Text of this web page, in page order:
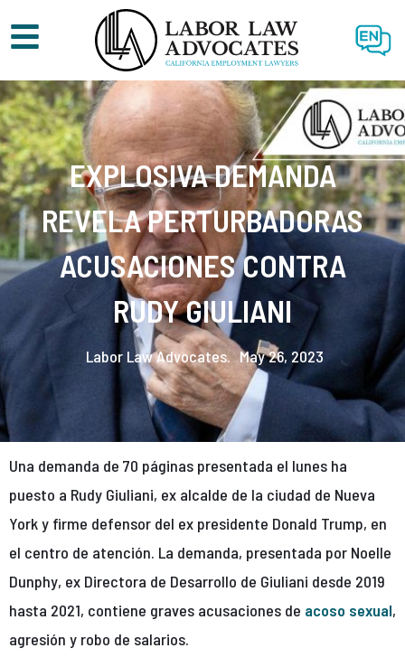
EN
EXPLOSIVA DEMANDA
REVELA PERTURBADORAS
ACUSACIONES CONTRA
RUDY GIULIANI
Labor Law Advocates. May 26, 2023
Una demanda de 70 páginas presentada el lunes ha
puesto a Rudy Giuliani, ex alcalde de la ciudad de Nueva
York y firme defensor del ex presidente Donald Trump, en
el centro de atención. La demanda, presentada por Noelle
Dunphy, ex Directora de Desarrollo de Giuliani desde 2019
hasta 2021, contiene graves acusaciones de acoso sexual,
agresión y robo de salarios.